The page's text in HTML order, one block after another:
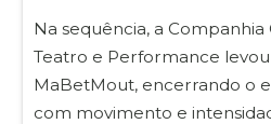
Na sequência, a Companhia
Teatro e Performance
MaBetMout, encerrando o
com movimento e